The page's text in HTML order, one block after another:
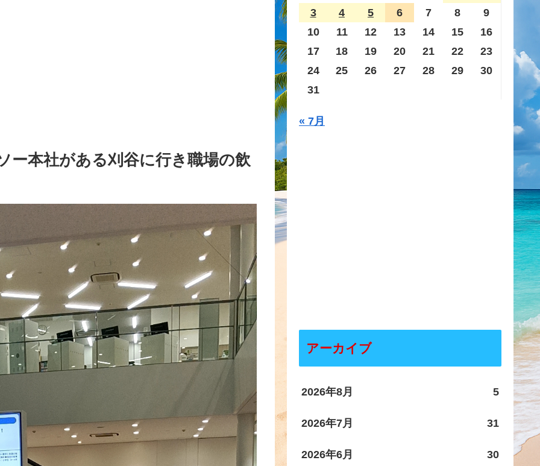
ー本社がある刈谷に行き職場の飲
3
4 5 6 7 8
9
10
11 12 13 14 15
16
17
18 19 20 21 22
23
24
25 26 27 28 29
30
31
« 7月
アーカイブ
2026年8月 5
2026年7月 31
2026年6月 30